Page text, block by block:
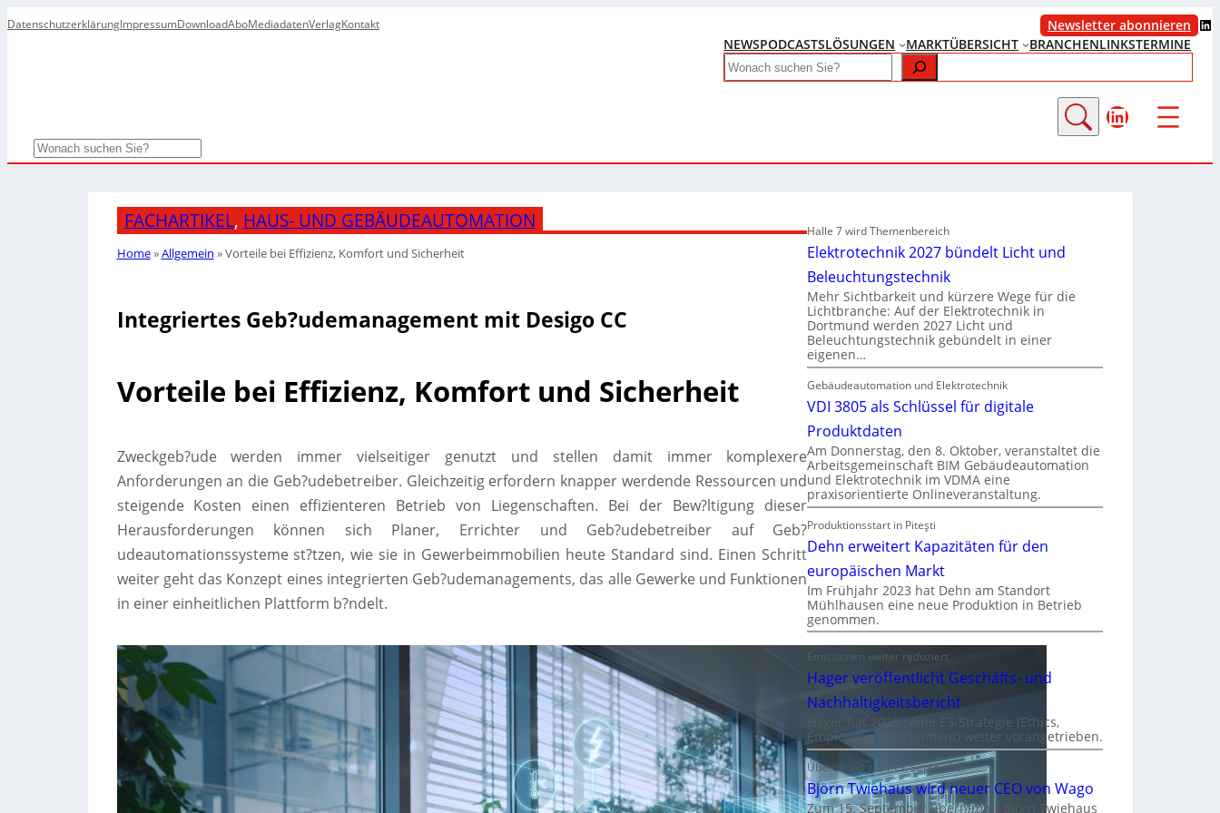
DatenschutzerklärungImpressumDownloadAboMediadatenVerlagKontakt Newsletter abonnieren LinkedIn
NEWSPODCASTSLÖSUNGEN MARKTÜBERSICHT BRANCHENLINKSTERMINE
Search
LinkedIn
Search
FACHARTIKEL, HAUS- UND GEBÄUDEAUTOMATION
Home»Allgemein »Vorteile bei Effizienz, Komfort und Sicherheit
Integriertes Geb?udemanagement mit Desigo CC
Vorteile bei Effizienz, Komfort und Sicherheit
Zweckgeb?ude werden immer vielseitiger genutzt und stellen damit immer komplexere
Anforderungen an die Geb?udebetreiber. Gleichzeitig erfordern knapper werdende Ressourcen und
steigende Kosten einen effizienteren Betrieb von Liegenschaften. Bei der Bew?ltigung dieser
Herausforderungen können sich Planer, Errichter und Geb?udebetreiber auf Geb?
udeautomationssysteme st?tzen, wie sie in Gewerbeimmobilien heute Standard sind. Einen Schritt
weiter geht das Konzept eines integrierten Geb?udemanagements, das alle Gewerke und Funktionen
in einer einheitlichen Plattform b?ndelt.
Halle 7 wird Themenbereich
Elektrotechnik 2027 bündelt Licht und
Beleuchtungstechnik
Mehr Sichtbarkeit und kürzere Wege für die
Lichtbranche: Auf der Elektrotechnik in
Dortmund werden 2027 Licht und
Beleuchtungstechnik gebündelt in einer
eigenen…
Gebäudeautomation und Elektrotechnik
VDI 3805 als Schlüssel für digitale
Produktdaten
Am Donnerstag, den 8. Oktober, veranstaltet die
Arbeitsgemeinschaft BIM Gebäudeautomation
und Elektrotechnik im VDMA eine
praxisorientierte Onlineveranstaltung.
Produktionsstart in Piteşti
Dehn erweitert Kapazitäten für den
europäischen Markt
Im Frühjahr 2023 hat Dehn am Standort
Mühlhausen eine neue Produktion in Betrieb
genommen.
Emissionen weiter reduziert
Hager veröffentlicht Geschäfts- und
Nachhaltigkeitsbericht
Hager hat 2025 seine E3-Strategie (Ethics,
Employees, Environment) weiter vorangetrieben.
Übernimmt zum 15. September
Björn Twiehaus wird neuer CEO von Wago
Zum 15. September übernimmt Björn Twiehaus